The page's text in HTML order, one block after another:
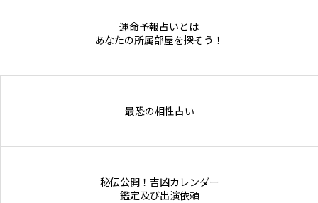
運命予報占いとは
あなたの所属部屋を探そう！
最恐の相性占い
秘伝公開！吉凶カレンダー
鑑定及び出演依頼